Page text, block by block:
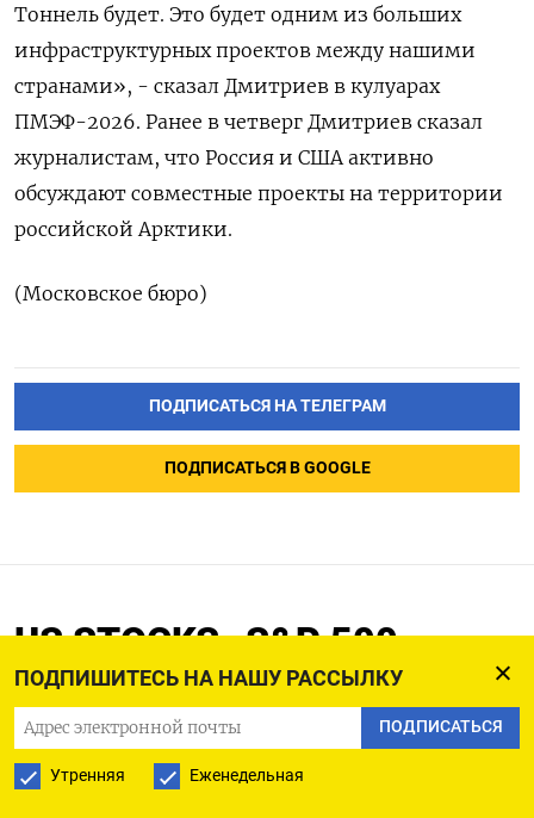
ПОДПИШИТЕСЬ НА НАШУ РАССЫЛКУ
ПОДПИСАТЬСЯ
Утренняя Еженедельная
Тоннель ‌будет. Это будет ​одним из больших
инфраструктурных проектов между нашими
странами», - сказал Дмитриев в кулуарах
ПМЭФ-2026. Ранее в ​четверг ⁠Дмитриев сказал
журналистам, что ‌Россия и ‌США активно
обсуждают совместные проекты ​на территории
‌российской Арктики.
(Московское бюро)
ПОДПИСАТЬСЯ НА ТЕЛЕГРАМ
ПОДПИСАТЬСЯ В GOOGLE
US STOCKS -S&P 500,
Nasdaq опускаются:
разочарование от
Broadcom толкнуло сектор
микрочипов вниз